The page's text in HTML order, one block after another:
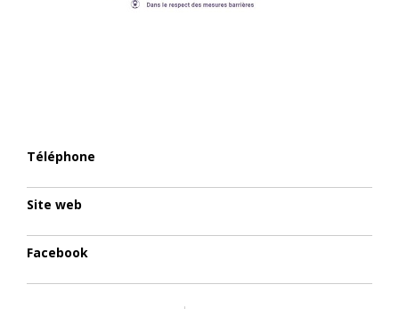
Téléphone
Site web
Facebook